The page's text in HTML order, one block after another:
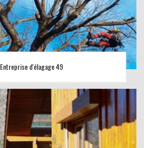
Entreprise d'élagage 49